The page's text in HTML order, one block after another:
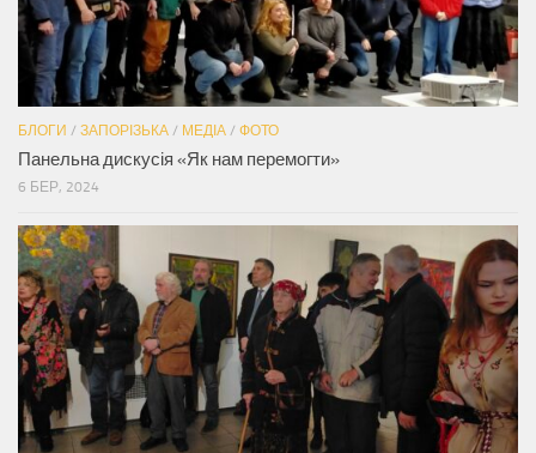
БЛОГИ / ЗАПОРІЗЬКА / МЕДІА / ФОТО
Панельна дискусія «Як нам перемогти»
6 БЕР, 2024